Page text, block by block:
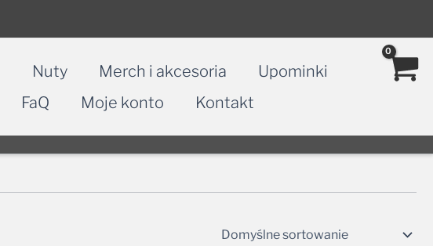
Nuty Merch i akcesoria
Upominki
FaQ Moje konto Kontakt